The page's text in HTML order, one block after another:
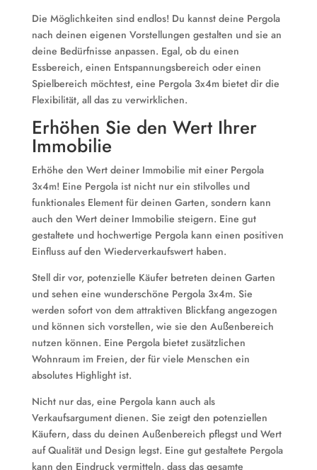
Die Möglichkeiten sind endlos! Du kannst deine Pergola
nach deinen eigenen Vorstellungen gestalten und sie an
deine Bedürfnisse anpassen. Egal, ob du einen
Essbereich, einen Entspannungsbereich oder einen
Spielbereich möchtest, eine Pergola 3x4m bietet dir die
Flexibilität, all das zu verwirklichen.
Erhöhen Sie den Wert Ihrer
Immobilie
Erhöhe den Wert deiner Immobilie mit einer Pergola
3x4m! Eine Pergola ist nicht nur ein stilvolles und
funktionales Element für deinen Garten, sondern kann
auch den Wert deiner Immobilie steigern. Eine gut
gestaltete und hochwertige Pergola kann einen positiven
Einfluss auf den Wiederverkaufswert haben.
Stell dir vor, potenzielle Käufer betreten deinen Garten
und sehen eine wunderschöne Pergola 3x4m. Sie
werden sofort von dem attraktiven Blickfang angezogen
und können sich vorstellen, wie sie den Außenbereich
nutzen können. Eine Pergola bietet zusätzlichen
Wohnraum im Freien, der für viele Menschen ein
absolutes Highlight ist.
Nicht nur das, eine Pergola kann auch als
Verkaufsargument dienen. Sie zeigt den potenziellen
Käufern, dass du deinen Außenbereich pflegst und Wert
auf Qualität und Design legst. Eine gut gestaltete Pergola
kann den Eindruck vermitteln, dass das gesamte